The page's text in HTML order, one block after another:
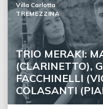
TRIO MERAKI:
(CLARINETTO),
FACCHINELLI
COLASANTI
Villa Carlotta
TREMEZZINA